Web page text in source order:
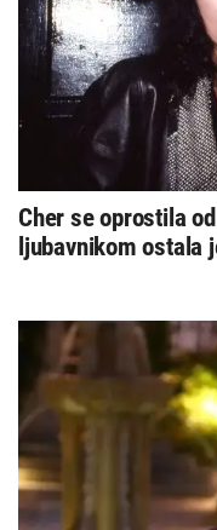
Cher se oprostila
ljubavnikom ostala